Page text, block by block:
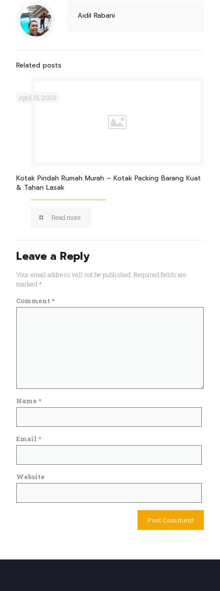
Aidil Rabani
Related posts
April 16, 2026
Kotak Pindah Rumah Murah – Kotak Packing Barang Kuat
& Tahan Lasak
Read more
Leave a Reply
Your email address will not be published. Required fields are
marked *
Comment *
Name *
Email *
Website